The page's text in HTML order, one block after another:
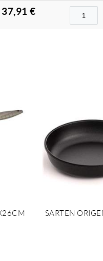
37,91 €
SARTEN